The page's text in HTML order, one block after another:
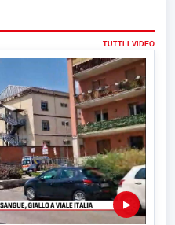
TUTTI I VIDEO
▶